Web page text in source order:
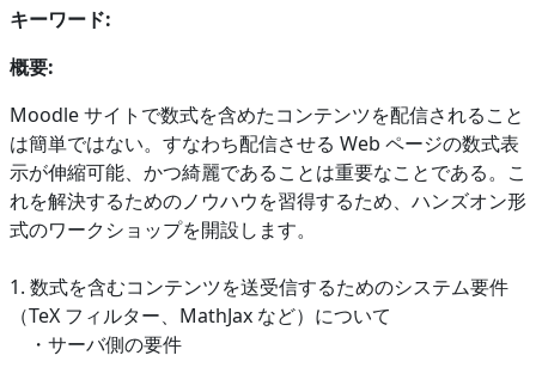
キーワード:
概要:
Moodle サイトで数式を含めたコンテンツを配信されること
は簡単ではない。すなわち配信させる Web ページの数式表
示が伸縮可能、かつ綺麗であることは重要なことである。こ
れを解決するためのノウハウを習得するため、ハンズオン形
式のワークショップを開設します。
1. 数式を含むコンテンツを送受信するためのシステム要件
（TeX フィルター、MathJax など）について
・サーバ側の要件